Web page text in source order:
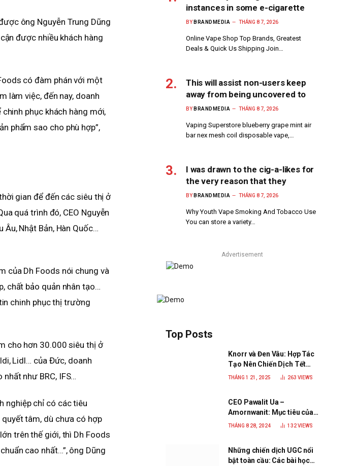
ông Nguyễn Trung Dũng
được nhiều khách hàng
có đàm phán với một
làm việc, đến nay, doanh
phục khách hàng mới,
phẩm sao cho phù hợp”,
gian để đến các siêu thị ở
quá trình đó, CEO Nguyễn
Nhật Bản, Hàn Quốc…
của Dh Foods nói chung và
chất bảo quản nhân tạo…
chinh phục thị trường
cho hơn 30.000 siêu thị ở
Lidl… của Đức, doanh
như BRC, IFS…
nghiệp chỉ có các tiêu
quyết tâm, dù chưa có hợp
trên thế giới, thì Dh Foods
cao nhất…”, ông Dũng
instances in some e-cigarette
BY BRANDMEDIA THÁNG 8 7, 2026
Online Vape Shop Top Brands, Greatest
Deals & Quick Us Shipping Join…
This will assist non-users keep
away from being uncovered to
BY BRANDMEDIA THÁNG 8 7, 2026
Vaping Superstore blueberry grape mint air
bar nex mesh coil disposable vape,…
I was drawn to the cig-a-likes for
the very reason that they
BY BRANDMEDIA THÁNG 8 7, 2026
Why Youth Vape Smoking And Tobacco Use
You can store a variety…
Advertisement
Top Posts
Knorr và Đen Vâu: Hợp Tác
Tạo Nên Chiến Dịch Tết
2025 Đầy Cảm Xúc “Vị Nhà”
THÁNG 1 21, 2025 263VIEWS
CEO Pawalit Ua –
Amornwanit: Mục tiêu của
C.P. Việt Nam là trở thành
THÁNG 8 28, 2024 132VIEWS
Những chiến dịch UGC nổi
bật toàn cầu: Các bài học